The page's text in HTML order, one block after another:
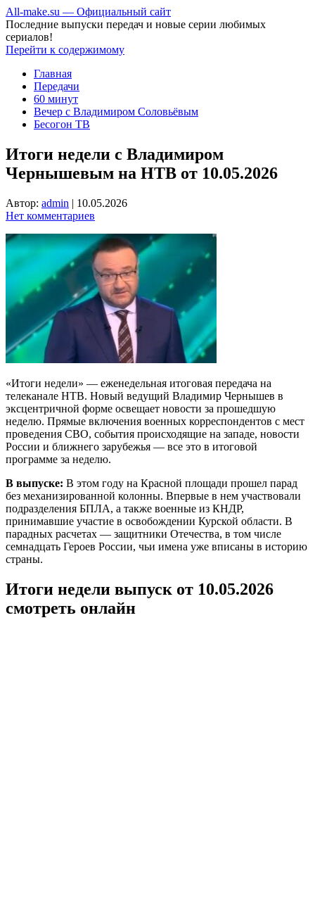
All-make.su — Официальный сайт
Последние выпуски передач и новые серии любимых
сериалов!
Перейти к содержимому
Главная
Передачи
60 минут
Вечер с Владимиром Соловьёвым
Бесогон ТВ
Итоги недели с Владимиром
Чернышевым на НТВ от 10.05.2026
Автор: admin | 10.05.2026
Нет комментариев
«Итоги недели» — еженедельная итоговая передача на
телеканале НТВ. Новый ведущий Владимир Чернышев в
эксцентричной форме освещает новости за прошедшую
неделю. Прямые включения военных корреспондентов с мест
проведения СВО, события происходящие на западе, новости
России и ближнего зарубежья — все это в итоговой
программе за неделю.
В выпуске: В этом году на Красной площади прошел парад
без механизированной колонны. Впервые в нем участвовали
подразделения БПЛА, а также военные из КНДР,
принимавшие участие в освобождении Курской области. В
парадных расчетах — защитники Отечества, в том числе
семнадцать Героев России, чьи имена уже вписаны в историю
страны.
Итоги недели выпуск от 10.05.2026
смотреть онлайн